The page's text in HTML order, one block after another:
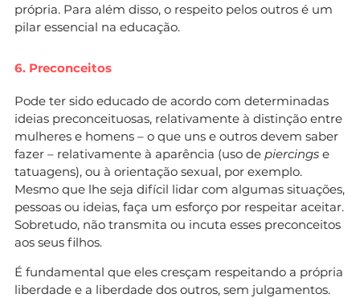
própria. Para além disso, o respeito pelos outros é um
pilar essencial na educação.
6. Preconceitos
Pode ter sido educado de acordo com determinadas
ideias preconceituosas, relativamente à distinção entre
mulheres e homens – o que uns e outros devem saber
fazer – relativamente à aparência (uso de piercings e
tatuagens), ou à orientação sexual, por exemplo.
Mesmo que lhe seja difícil lidar com algumas situações,
pessoas ou ideias, faça um esforço por respeitar aceitar.
Sobretudo, não transmita ou incuta esses preconceitos
aos seus filhos.
É fundamental que eles cresçam respeitando a própria
liberdade e a liberdade dos outros, sem julgamentos.